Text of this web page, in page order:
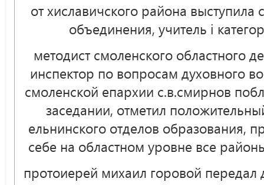
от хиславичского района выступила
объединения, учитель i
методист смоленского областного
инспектор по вопросам духовного
смоленской епархии с.в.смирнов
заседании, отметил
ельнинского отделов образования,
себе на областном уровне все
протоиерей михаил горовой